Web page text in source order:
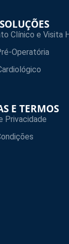
Clínico e Visita
Operatória
E TERMOS
Privacidade